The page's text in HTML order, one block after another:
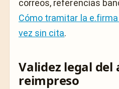
correos, referencias
Cómo tramitar la
vez sin cita.
Validez legal del
reimpreso